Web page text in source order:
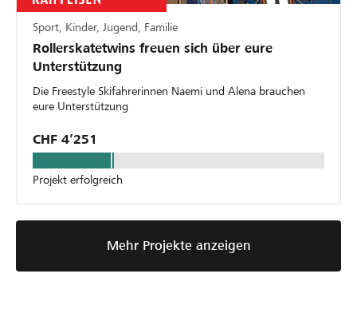
Sport, Kinder, Jugend, Familie
Rollerskatetwins freuen sich über eure
Unterstützung
Die Freestyle Skifahrerinnen Naemi und Alena brauchen
eure Unterstützung
CHF 4’251
Projekt erfolgreich
Mehr Projekte anzeigen